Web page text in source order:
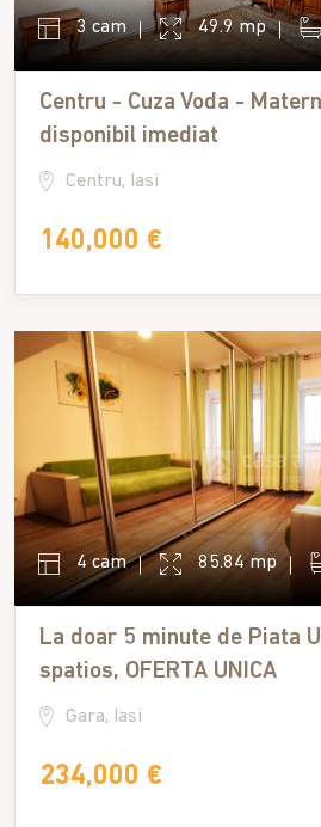
3 cam 49.9 mp
Centru - Cuza Voda -
disponibil imediat
Centru, Iasi
140,000 €
4 cam 85.84 mp
La doar 5 minute de Piata
spatios, OFERTA UNICA
Gara, Iasi
234,000 €